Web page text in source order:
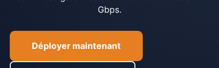
Gbps.
Déployer maintenant